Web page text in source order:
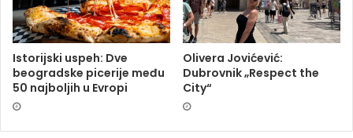
Istorijski uspeh: Dve
beogradske picerije među
50 najboljih u Evropi
Olivera Jovićević:
Dubrovnik „Respect the
City“